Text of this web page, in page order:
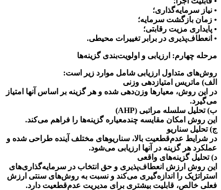
• نیاز سرمایه‌گذاری؛
• زمان بازگشت سرمایه؛
• پایداری مزیت رقابتی؛
• انعطاف‌پذیری در برابر تغییرات محیطی.
مرحله چهارم: ارزیابی و اولویت‌بندی گزینه‌ها
روش‌های متداول ارزیابی شامل موارد زیر است:
الف) ماتریس امتیازدهی وزنی
در این روش، معیارها وزن‌دهی شده و هر گزینه بر اساس آنها امتیاز
می‌گیرد.
ب) تحلیل سلسله مراتبی (AHP)
این روش امکان مقایسه چندمعیاره گزینه‌ها را فراهم می‌کند.
ج) تحلیل سناریو
در شرایط عدم‌قطعیت بالا، سناریوهای مختلف آینده طراحی شده و
عملکرد هر گزینه در آنها ارزیابی می‌شود.
د) تحلیل گزینه‌های واقعی
این روش ارزش انعطاف‌پذیری و حق انتخاب در سرمایه‌گذاری‌های
استراتژیک را اندازه‌گیری می‌کند و نسبت به روش‌های سنتی ارزش
فعلی خالص، قابلیت بیشتری برای مدیریت عدم‌قطعیت دارد.